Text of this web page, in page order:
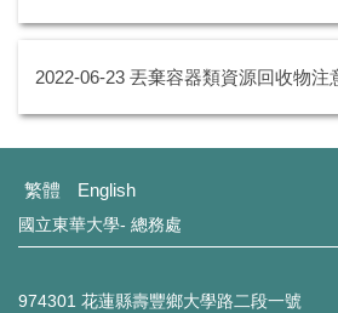
環境保護組
經營保管組
出納組
文書組
2022-06-23 丟棄容器類資源回收物注
繁體 English
國立東華大學- 總務處
974301 花蓮縣壽豐鄉大學路二段一號